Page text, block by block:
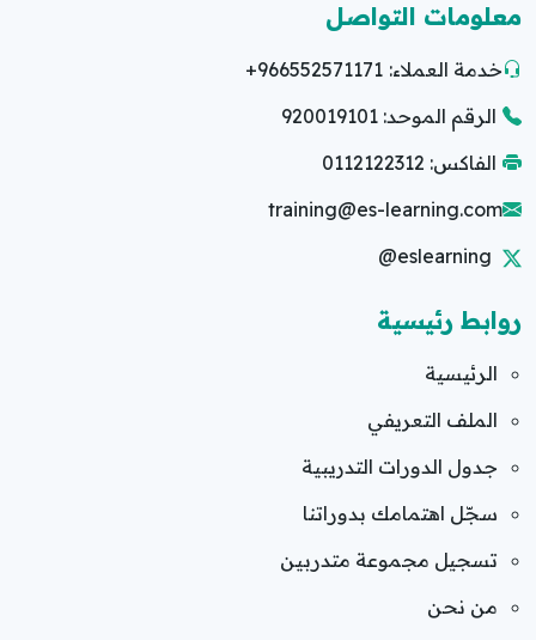
معلومات التواصل
خدمة العملاء: +966552571171
الرقم الموحد: 920019101
الفاكس: 0112122312
training@es-learning.com
@eslearning
روابط رئيسية
الرئيسية
الملف التعريفي
جدول الدورات التدريبية
سجّل اهتمامك بدوراتنا
تسجيل مجموعة متدربين
من نحن